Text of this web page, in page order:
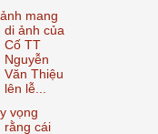
mang
di ảnh của
Cố TT
Nguyễn
Văn Thiệu
lên lễ...
vọng
rằng cái